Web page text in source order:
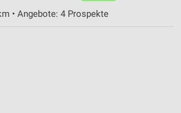
• Angebote: 4 Prospekte